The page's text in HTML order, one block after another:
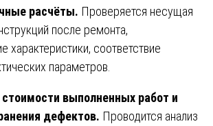
расчёты. Проверяется несущая
после ремонта,
характеристики, соответствие
параметров.
выполненных работ и
дефектов. Проводится анализ